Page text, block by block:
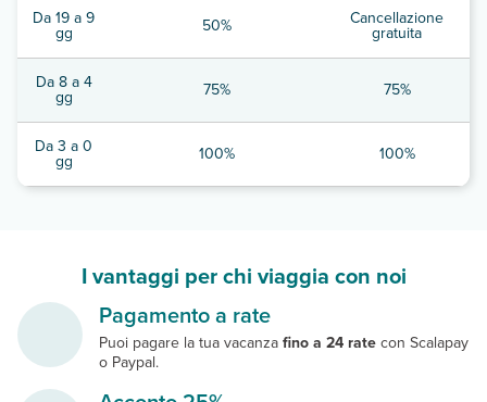
Da 19 a 9
gg 50% Cancellazione
gratuita
Da 8 a 4
gg 75% 75%
Da 3 a 0
gg 100% 100%
I vantaggi per chi viaggia con noi
Pagamento a rate
Puoi pagare la tua vacanzafino a 24 ratecon Scalapay
o Paypal.